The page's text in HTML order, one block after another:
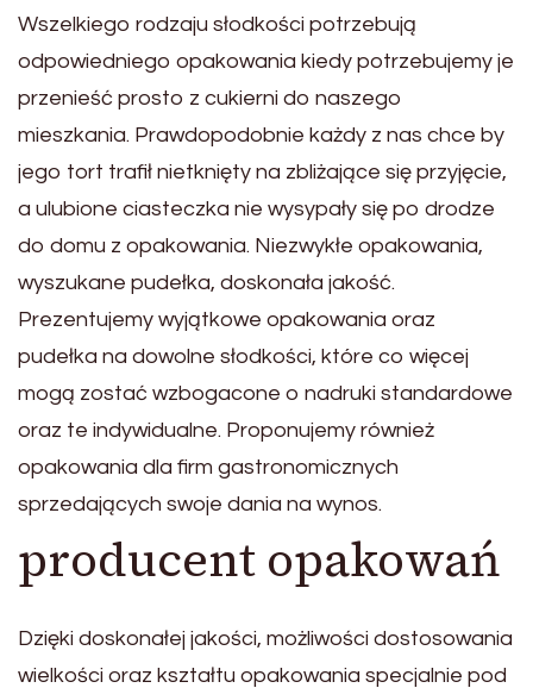
Wszelkiego rodzaju słodkości potrzebują
odpowiedniego opakowania kiedy potrzebujemy je
przenieść prosto z cukierni do naszego
mieszkania. Prawdopodobnie każdy z nas chce by
jego tort trafił nietknięty na zbliżające się przyjęcie,
a ulubione ciasteczka nie wysypały się po drodze
do domu z opakowania. Niezwykłe opakowania,
wyszukane pudełka, doskonała jakość.
Prezentujemy wyjątkowe opakowania oraz
pudełka na dowolne słodkości, które co więcej
mogą zostać wzbogacone o nadruki standardowe
oraz te indywidualne. Proponujemy również
opakowania dla firm gastronomicznych
sprzedających swoje dania na wynos.
producent opakowań
Dzięki doskonałej jakości, możliwości dostosowania
wielkości oraz kształtu opakowania specjalnie pod